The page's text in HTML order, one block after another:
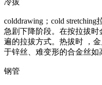
冷拔
colddrawing；cold
急剧下降阶段。在按拉拔
遍的拉拔方式。热拔时 ，
于锌丝、难变形的合金丝如
钢管